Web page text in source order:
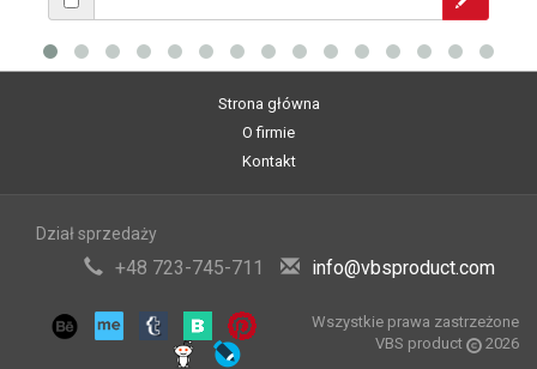
Strona główna
O firmie
Kontakt
Dział sprzedaży
+48 723-745-711 info@vbsproduct.com
Wszystkie prawa zastrzeżone
VBS product
2026